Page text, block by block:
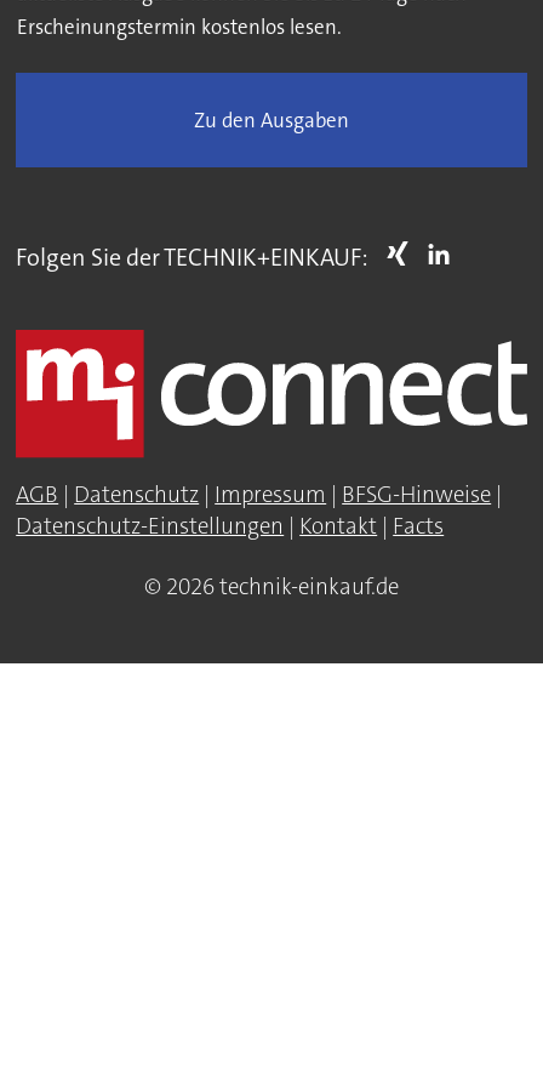
Erscheinungstermin kostenlos lesen.
Zu den Ausgaben
Folgen Sie der TECHNIK+EINKAUF:
AGB Datenschutz Impressum BFSG-Hinweise
Datenschutz-Einstellungen
Kontakt Facts
© 2026 technik-einkauf.de